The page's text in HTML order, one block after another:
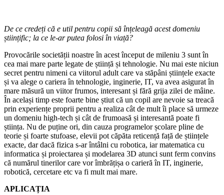
De ce credeți că e util pentru copii să înțeleagă acest domeniu
științific; la ce le-ar putea folosi în viață?
Provocările societății noastre în acest început de mileniu 3 sunt în
cea mai mare parte legate de știință și tehnologie. Nu mai este niciun
secret pentru nimeni ca viitorul adult care va stăpâni științele exacte
și va alege o cariera în tehnologie, inginerie, IT, va avea asigurat în
mare măsură un viitor frumos, interesant și fără grija zilei de mâine.
În același timp este foarte bine știut că un copil are nevoie sa treacă
prin experiențe proprii pentru a realiza cât de mult îi place să urmeze
un domeniu high-tech și cât de frumoasă și interesantă poate fi
știința. Nu de puține ori, din cauza programelor școlare pline de
teorie și foarte stufoase, elevii pot căpăta reticență față de științele
exacte, dar dacă fizica s-ar întâlni cu robotica, iar matematica cu
informatica și proiectarea și modelarea 3D atunci sunt ferm convins
că numărul tinerilor care vor îmbrățișa o carieră în IT, inginerie,
robotică, cercetare etc va fi mult mai mare.
APLICAȚIA